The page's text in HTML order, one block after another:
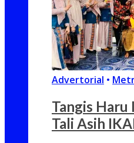
Advertorial •
Tangis
Tali Asih